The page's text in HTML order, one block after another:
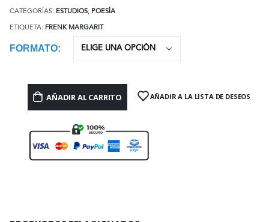
CATEGORÍAS: ESTUDIOS, POESÍA
ETIQUETA: FRENK MARGARIT
FORMATO
AÑADIR AL CARRITO AÑADIR A LA LISTA DE DESEOS